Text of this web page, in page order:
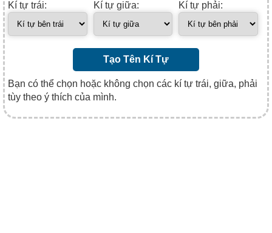
Kí tự trái: Kí tự giữa: Kí tự phải:
Tạo Tên Kí Tự
Bạn có thể chọn hoặc không chọn các kí tự trái, giữa, phải
tùy theo ý thích của mình.